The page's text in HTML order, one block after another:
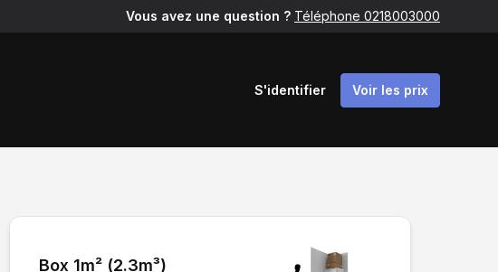
Vous avez une question ? Téléphone 0218003000
S'identifier Voir les prix
Box 1m² (2.3m³)